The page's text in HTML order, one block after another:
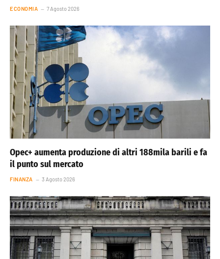
ECONOMIA 7 Agosto 2026
Opec+ aumenta produzione di altri 188mila barili e fa
il punto sul mercato
FINANZA 3 Agosto 2026